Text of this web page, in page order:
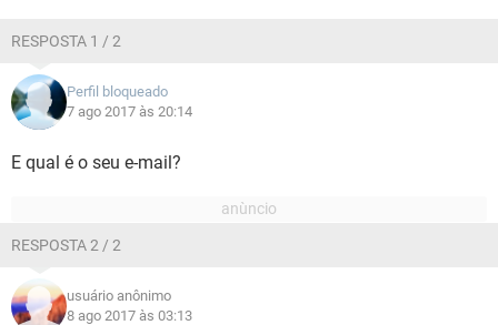
RESPOSTA 1 / 2
Perfil bloqueado
7 ago 2017 às 20:14
E qual é o seu e-mail?
RESPOSTA 2 / 2
usuário anônimo
8 ago 2017 às 03:13